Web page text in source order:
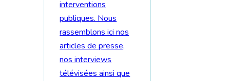
interventions
publiques. Nous
rassemblons ici nos
articles de presse,
nos interviews
télévisées ainsi que